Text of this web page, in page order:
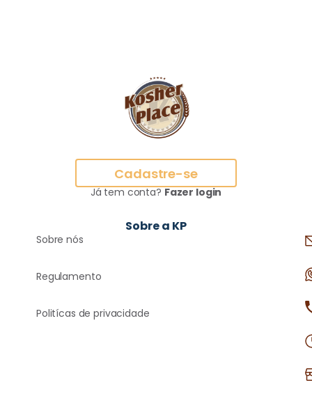
Cadastre-se
Já tem conta?Fazer login
Sobre a KP
Sobre nós
Regulamento
Politícas de privacidade